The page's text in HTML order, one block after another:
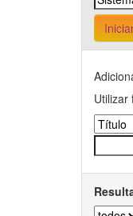
Utilizar